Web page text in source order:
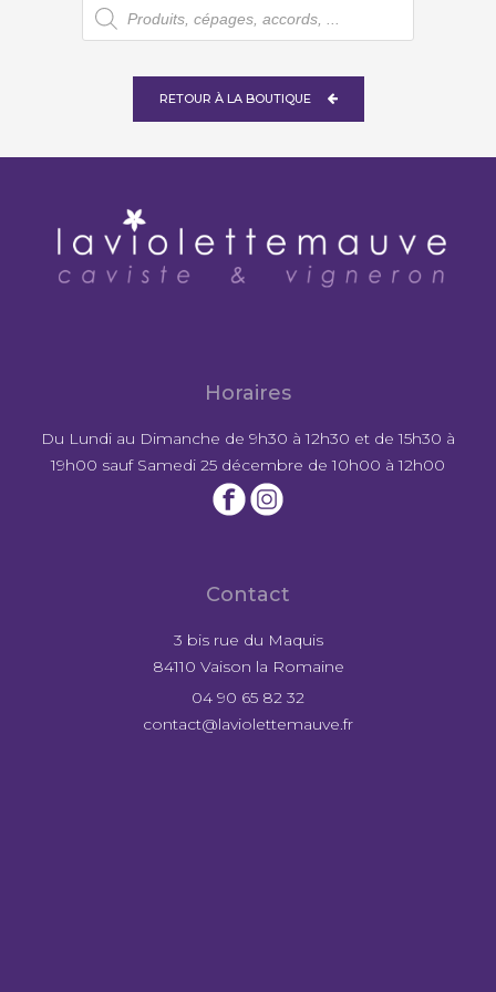
de
produits
RETOUR À LA BOUTIQUE
Horaires
Du Lundi au Dimanche de 9h30 à 12h30 et de 15h30 à
19h00 sauf Samedi 25 décembre de 10h00 à 12h00
Contact
3 bis rue du Maquis
84110 Vaison la Romaine
04 90 65 82 32
contact@laviolettemauve.fr